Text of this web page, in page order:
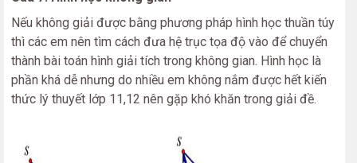
Nếu không giải được bằng phương pháp hình học thuần túy
thì các em nên tìm cách đưa hệ trục tọa độ vào để chuyển
thành bài toán hình giải tích trong không gian. Hình học là
phần khá dễ nhưng do nhiều em không nắm được hết kiến
thức lý thuyết lớp 11,12 nên gặp khó khăn trong giải đề.